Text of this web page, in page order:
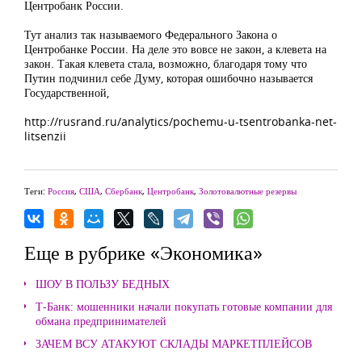
Центробанк России.
Тут анализ так называемого Федерального Закона о
Центробанке России. На деле это вовсе не закон, а клевета на
закон. Такая клевета стала, возможно, благодаря тому что
Путин подчинил себе Думу, которая ошибочно называется
Государственной,
http://rusrand.ru/analytics/pochemu-u-tsentrobanka-net-
litsenzii
Теги: Россия, США, Сбербанк, Центробанк, Золотовалютные резервы
Еще в рубрике «Экономика»
ШОУ В ПОЛЬЗУ БЕДНЫХ
Т-Банк: мошенники начали покупать готовые компании для
обмана предпринимателей
ЗАЧЕМ ВСУ АТАКУЮТ СКЛАДЫ МАРКЕТПЛЕЙСОВ